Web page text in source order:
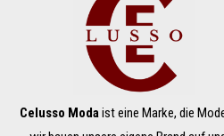
Celusso Modaist eine Marke, die